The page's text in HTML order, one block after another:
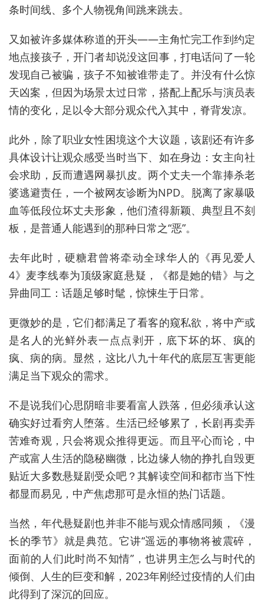
条时间线、多个人物视角间跳来跳去。
又如被许多媒体称道的开头——主角忙完工作到约定
地点接孩子，开门者却说没这回事，打电话问了一轮
发现自己被骗，孩子不知被谁带走了。并没有什么惊
天凶案，但因为场景太过日常，搭配上配乐与演员表
情的变化，足以令大部分观众代入其中，脊背发凉。
此外，除了职业女性困境这个大议题，该剧还有许多
具体设计让观众感受当时当下、如在身边：女主向社
会求助，反而遭遇网暴扒皮。两个丈夫一个靠捧杀老
婆逃避责任，一个被网友诊断为NPD。脱离了家暴吸
血等低段位坏丈夫形象，他们渣得新颖、典型且不刻
板，是普通人能遇到的那种日常之“恶”。
去年此时，硬糖君曾将牵动全球华人的《再见爱人
4》麦李线奉为顶级家庭悬疑，《都是她的错》与之
异曲同工：话题足够时髦，惊悚生于日常。
更微妙的是，它们都满足了看客的窥私欲，将中产或
是名人的光鲜外表一点点剥开，底下坏的坏、疯的
疯、病的病。显然，这比八九十年代的底层互害更能
满足当下观众的需求。
不是说我们心思阴暗非要看富人跌落，但必须承认这
确实好过看穷人堕落。生活已经够累了，长剧再卖弄
苦难奇观，只会将观众推得更远。而且平心而论，中
产或富人生活的隐秘幽微，比边缘人物的挣扎自毁更
贴近大多数悬疑剧受众吧？其解读空间和都市当下性
都显而易见，中产焦虑那可是永恒的热门话题。
当然，年代悬疑剧也并非不能与观众情感同频，《漫
长的季节》就是典范。它讲“遥远的事物将被震碎，
面前的人们此时尚不知情”，也讲男主怎么与时代的
倾倒、人生的巨变和解，2023年刚经过疫情的人们由
此得到了深沉的回应。